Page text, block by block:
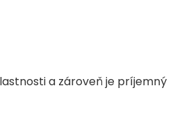
a zároveň je príjemný